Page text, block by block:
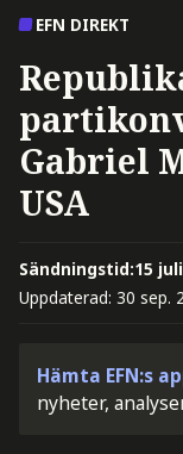
EFN DIREKT
Gabriel
USA
Sändningstid:15
Uppdaterad: 30 sep.
Hämta EFN:s
nyheter,